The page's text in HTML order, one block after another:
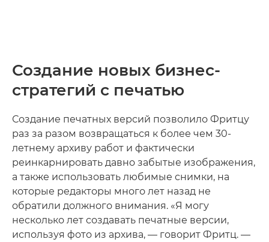
Создание новых бизнес-
стратегий с печатью
Создание печатных версий позволило Фритцу
раз за разом возвращаться к более чем 30-
летнему архиву работ и фактически
реинкарнировать давно забытые изображения,
а также использовать любимые снимки, на
которые редакторы много лет назад не
обратили должного внимания. «Я могу
несколько лет создавать печатные версии,
используя фото из архива, — говорит Фритц. —